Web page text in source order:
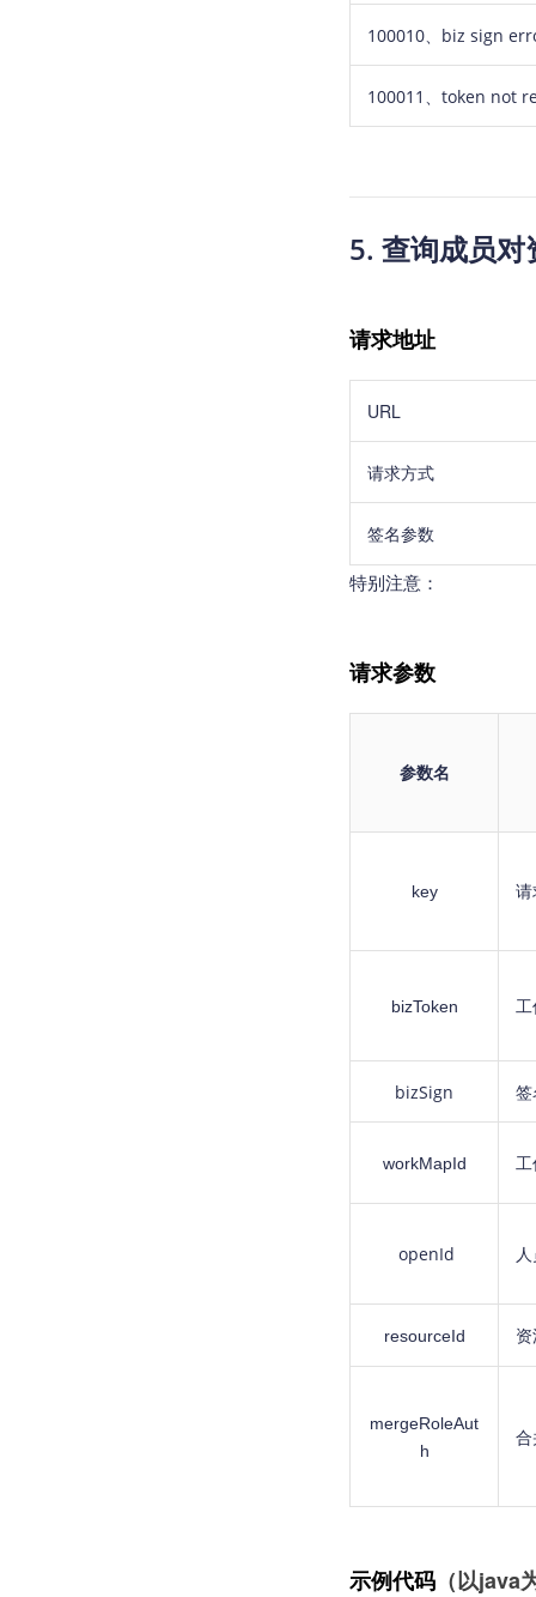
100010、 biz sign
100011、token not
5. 查询成员对
请求地址
URL
请求方式
签名参数
特别注意：
请求参数
参数名
key
bizToken
bizSign
workMapId
openId
resourceId
mergeRoleAut
h
示例代码 （以java